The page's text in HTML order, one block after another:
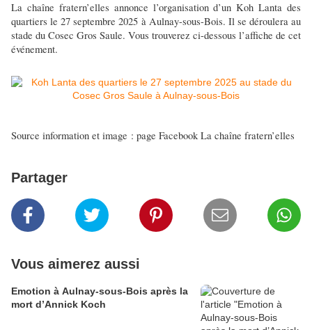
La chaîne fratern’elles annonce l’organisation d’un Koh Lanta des
quartiers le 27 septembre 2025 à Aulnay-sous-Bois. Il se déroulera au
stade du Cosec Gros Saule. Vous trouverez ci-dessous l’affiche de cet
événement.
Source information et image : page Facebook La chaîne fratern’elles
Partager
Vous aimerez aussi
Emotion à Aulnay-sous-Bois après la
mort d’Annick Koch